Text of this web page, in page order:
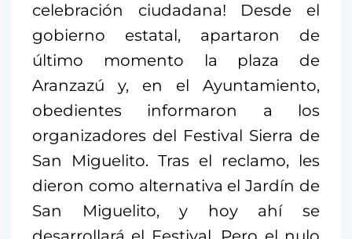
celebración ciudadana! Desde el
gobierno estatal, apartaron de
último momento la plaza de
Aranzazú y, en el Ayuntamiento,
obedientes informaron a los
organizadores del Festival Sierra de
San Miguelito. Tras el reclamo, les
dieron como alternativa el Jardín de
San Miguelito, y hoy ahí se